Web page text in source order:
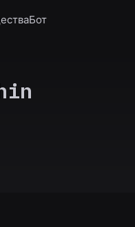
Бот